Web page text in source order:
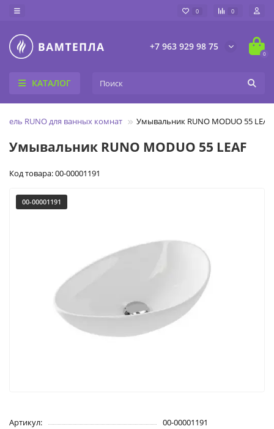
0 0
+7 963 929 98 75
0
КАТАЛОГ
RUNO для ванных комнат Умывальник RUNO MODUO 55 LEAF
Умывальник RUNO MODUO 55 LEAF
Код товара: 00-00001191
00-00001191
Артикул:
00-00001191